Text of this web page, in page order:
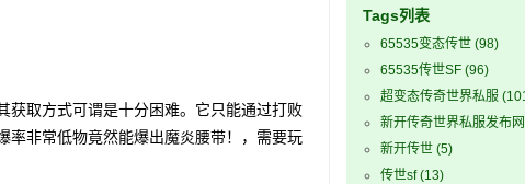
取方式可谓是十分困难。它只能通过打败
率非常低物竟然能爆出魔炎腰带！，需要玩
Tags列表
65535变态传世 (98)
65535传世SF (96)
超变态传奇世界私服
新开传奇世界私服发布网
新开传世 (5)
传世sf(13)